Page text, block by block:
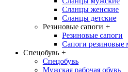
Сланцы женские
Сланцы детские
Резиновые сапоги +
Резиновые сапоги
Сапоги резиновые
Спецобувь +
Спецобувь
Мужская рабочая обувь